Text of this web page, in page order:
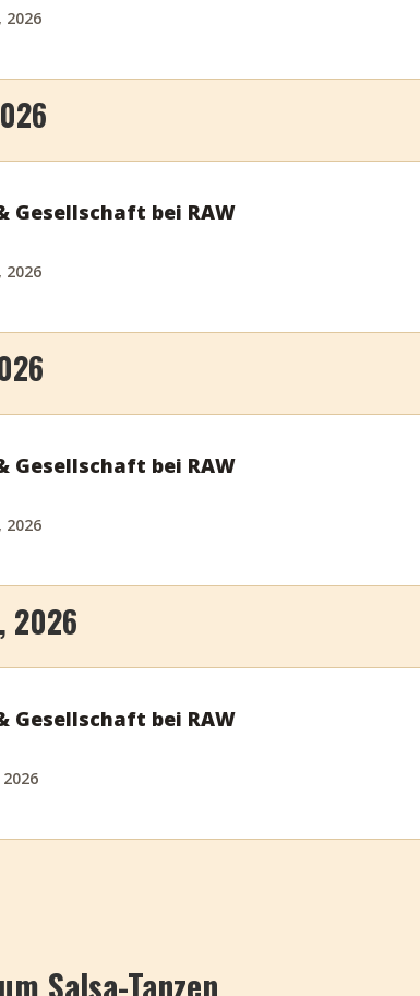
2026
Gesellschaft bei RAW
2026
Gesellschaft bei RAW
2026
2026
Gesellschaft bei RAW
Salsa-Tanzen